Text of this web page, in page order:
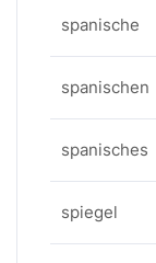
spanische
spanischen
spanisches
spiegel